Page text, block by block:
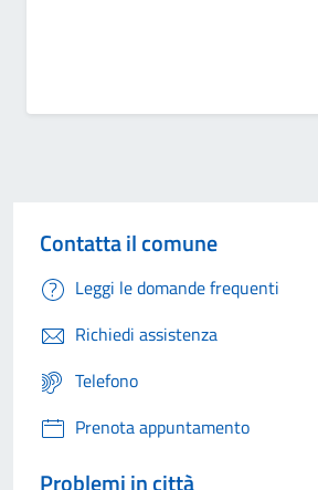
Contatta il comune
Leggi le domande frequenti
Richiedi assistenza
Telefono
Prenota appuntamento
Problemi in città